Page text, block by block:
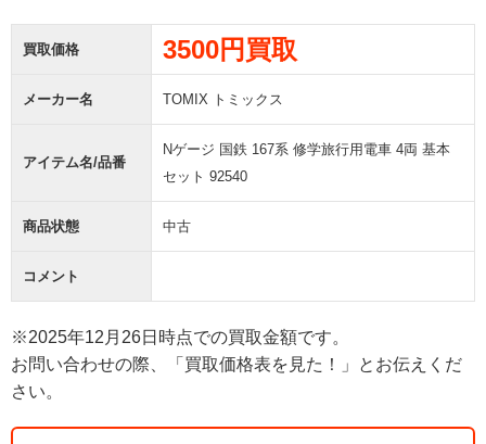
買取価格 3500円買取
メーカー名 TOMIX トミックス
アイテム名/品番
Nゲージ 国鉄 167系 修学旅行用電車 4両 基本
セット 92540
商品状態 中古
コメント
※2025年12月26日時点での買取金額です。
お問い合わせの際、「買取価格表を見た！」とお伝えくだ
さい。